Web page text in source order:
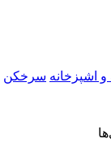
و اشپزخانه سرخکن